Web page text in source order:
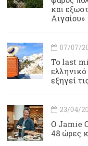
και
Αιγαίου»
07/07/
Το last
εξηγεί
23/04/
Ο Jamie
48 ώρες